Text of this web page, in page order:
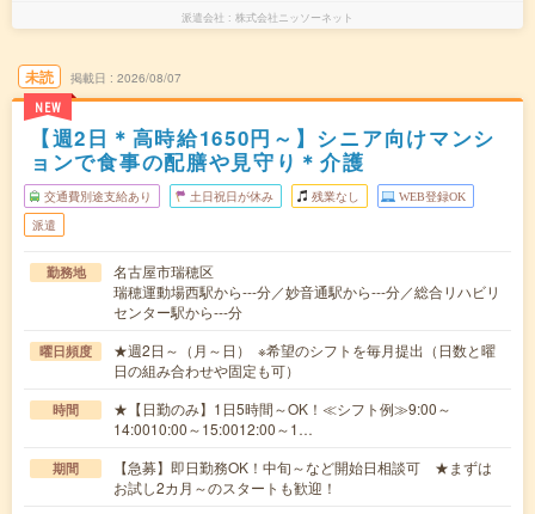
派遣会社 株式会社ニッソーネット
未読
NEW
掲載日 2026/08/07
【週2日＊高時給1650円～】シニア向けマンシ
ョンで食事の配膳や見守り＊介護
交通費別途支給あり 土日祝日が休み 残業なし WEB登録OK
派遣
勤務地
名古屋市瑞穂区
瑞穂運動場西駅から---分／妙音通駅から---分／総合リハビリ
センター駅から---分
曜日頻度
★週2日～（月～日） ※希望のシフトを毎月提出（日数と曜
日の組み合わせや固定も可）
時間
★【日勤のみ】1日5時間～OK！≪シフト例≫9:00～
14:0010:00～15:0012:00～1…
期間
【急募】即日勤務OK！中旬～など開始日相談可 ★まずは
お試し2カ月～のスタートも歓迎！